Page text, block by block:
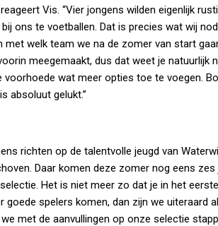
Vis. “Vier jongens wilden eigenlijk
ons te voetballen. Dat is precies wat wij
welk team we na de zomer van start
meegemaakt, dus dat weet je natuurlijk
voorhoede wat meer opties toe te voegen.
absoluut gelukt.”
richten op de talentvolle jeugd van
Daar komen deze zomer nog eens
Het is niet meer zo dat je in het
spelers komen, dan zijn we uiteraard
met de aanvullingen op onze selectie